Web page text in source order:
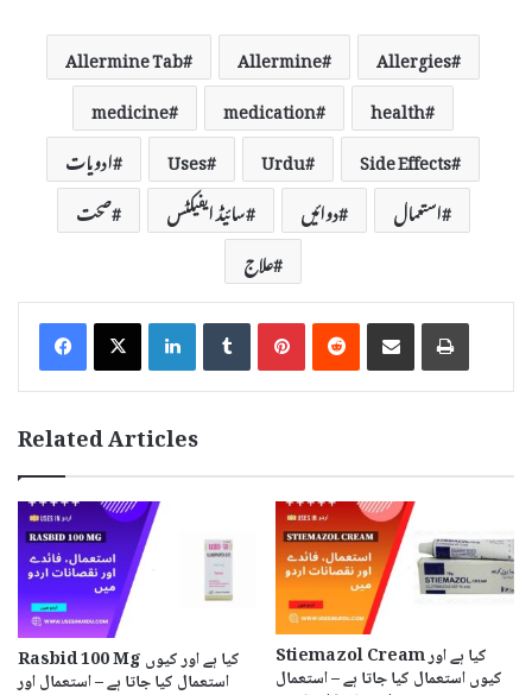
Allergies
Allermine
Allermine Tab
health
medication
medicine
Side Effects
Urdu
Uses
ادویات
استعمال
دوائیں سائیڈ ایفیکٹس
صحت
علاج
LinkedInTumblrPinterestReddit Share via Email Print
Related Articles
Rasbid 100 Mg کیا ہے اور کیوں
استعمال کیا جاتا ہے – استعمال اور
Stiemazol Cream کیا ہے اور
کیوں استعمال کیا جاتا ہے – استعمال